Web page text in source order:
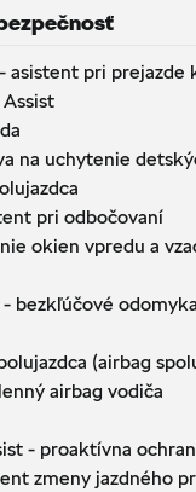
asistent pri prejazde
na uchytenie
pri odbočovaní
okien vpredu a
- bezkľúčové
(airbag
airbag vodiča
- proaktívna
zmeny jazdného